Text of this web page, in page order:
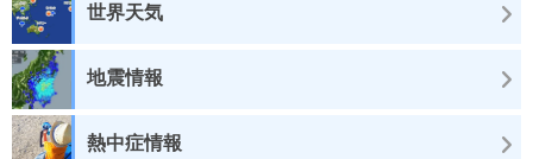
世界天気
地震情報
熱中症情報